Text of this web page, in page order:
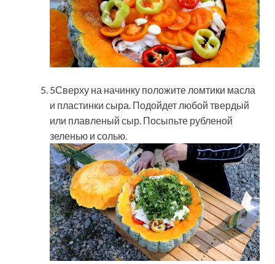
5Сверху на начинку положите ломтики масла
и пластинки сыра. Подойдет любой твердый
или плавленый сыр. Посыпьте рубленой
зеленью и солью.